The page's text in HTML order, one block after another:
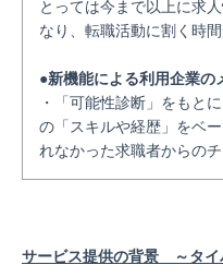
とっては今まで以上に求
なり、転職活動に割く時
●新機能による利用企業の
・「可能性診断」をもと
の「スキルや経歴」をベ
れなかった求職者からの
サービス提供の背景 ～タイ